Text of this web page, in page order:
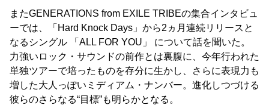
またGENERATIONS from EXILE TRIBEの集合インタビュ
ーでは、「Hard Knock Days」から2ヵ月連続リリースと
なるシングル 「ALL FOR YOU」 について話を聞いた。
力強いロック・サウンドの前作とは裏腹に、今年行われた
単独ツアーで培ったものを存分に生かし、さらに表現力も
増した大人っぽいミディアム・ナンバー。進化しつづける
彼らのさらなる“目標”も明らかとなる。